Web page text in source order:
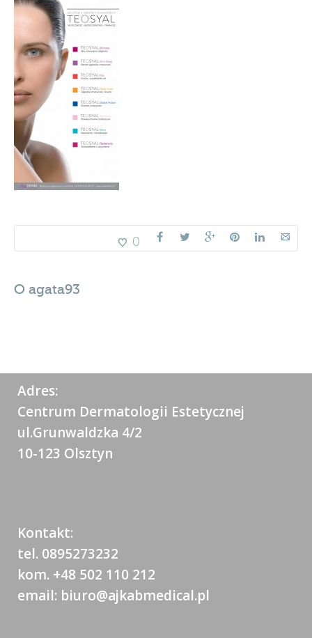
0
O agata93
Adres:
Centrum Dermatologii Estetycznej
ul.Grunwaldzka 4/2
10-123 Olsztyn
Kontakt:
tel. 0895273232
kom. +48 502 110 212
email: biuro@ajkabmedical.pl